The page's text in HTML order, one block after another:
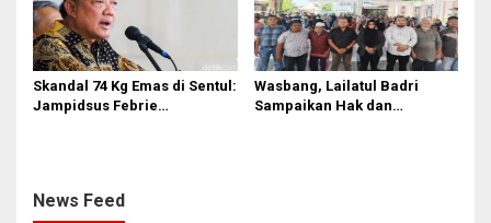
Skandal 74 Kg Emas di Sentul:
Jampidsus Febrie
Wasbang, Lailatul Badri
Sampaikan Hak dan
News Feed